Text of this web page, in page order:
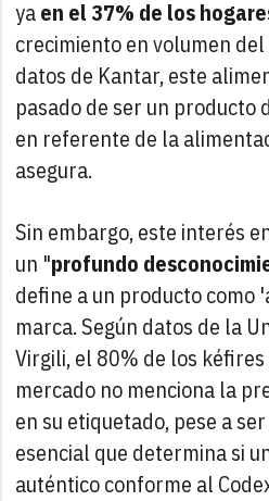
yaen el 37% de los
crecimiento en volumen
datos de Kantar, este
pasado de ser un producto
en referente de la
asegura.
Sin embargo, este interés
un "profundo
define a un producto como
marca. Según datos de la
Virgili, el 80% de los
mercado no menciona la
en su etiquetado, pese a
esencial que determina si
auténtico conforme al